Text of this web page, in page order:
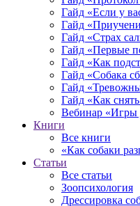
Гайд «Если у
Гайд
Гайд «Страх
Гайд «Первые
Гайд «Как
Гайд «Собака
Гайд
Гайд «Как
Вебинар «Игры
Книги
Все книги
«Как собаки
Статьи
Все статьи
Зоопсихология
Дрессировка